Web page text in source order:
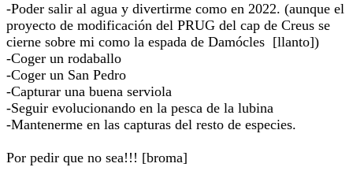
-Poder salir al agua y divertirme como en 2022. (aunque el
proyecto de modificación del PRUG del cap de Creus se
cierne sobre mi como la espada de Damócles [llanto])
-Coger un rodaballo
-Coger un San Pedro
-Capturar una buena serviola
-Seguir evolucionando en la pesca de la lubina
-Mantenerme en las capturas del resto de especies.
Por pedir que no sea!!! [broma]